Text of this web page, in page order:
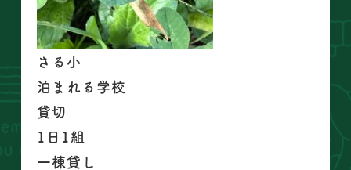
さる小
泊まれる学校
貸切
1日1組
一棟貸し